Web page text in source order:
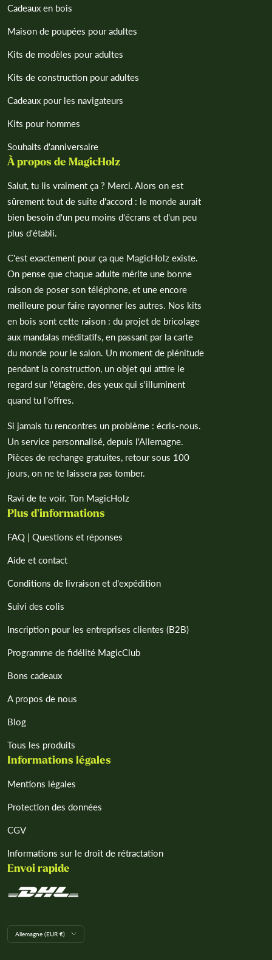
Cadeaux en bois
Maison de poupées pour adultes
Kits de modèles pour adultes
Kits de construction pour adultes
Cadeaux pour les navigateurs
Kits pour hommes
Souhaits d'anniversaire
À propos de MagicHolz
Salut, tu lis vraiment ça ? Merci. Alors on est
sûrement tout de suite d'accord : le monde aurait
bien besoin d'un peu moins d'écrans et d'un peu
plus d'établi.
C'est exactement pour ça que MagicHolz existe.
On pense que chaque adulte mérite une bonne
raison de poser son téléphone, et une encore
meilleure pour faire rayonner les autres. Nos kits
en bois sont cette raison : du projet de bricolage
aux mandalas méditatifs, en passant par la carte
du monde pour le salon. Un moment de plénitude
pendant la construction, un objet qui attire le
regard sur l'étagère, des yeux qui s'illuminent
quand tu l'offres.
Si jamais tu rencontres un problème : écris-nous.
Un service personnalisé, depuis l'Allemagne.
Pièces de rechange gratuites, retour sous 100
jours, on ne te laissera pas tomber.
Ravi de te voir. Ton MagicHolz
Plus d'informations
FAQ | Questions et réponses
Aide et contact
Conditions de livraison et d'expédition
Suivi des colis
Inscription pour les entreprises clientes (B2B)
Programme de fidélité MagicClub
Bons cadeaux
A propos de nous
Blog
Tous les produits
Informations légales
Mentions légales
Protection des données
CGV
Informations sur le droit de rétractation
Envoi rapide
L
a
Allemagne (EUR €)